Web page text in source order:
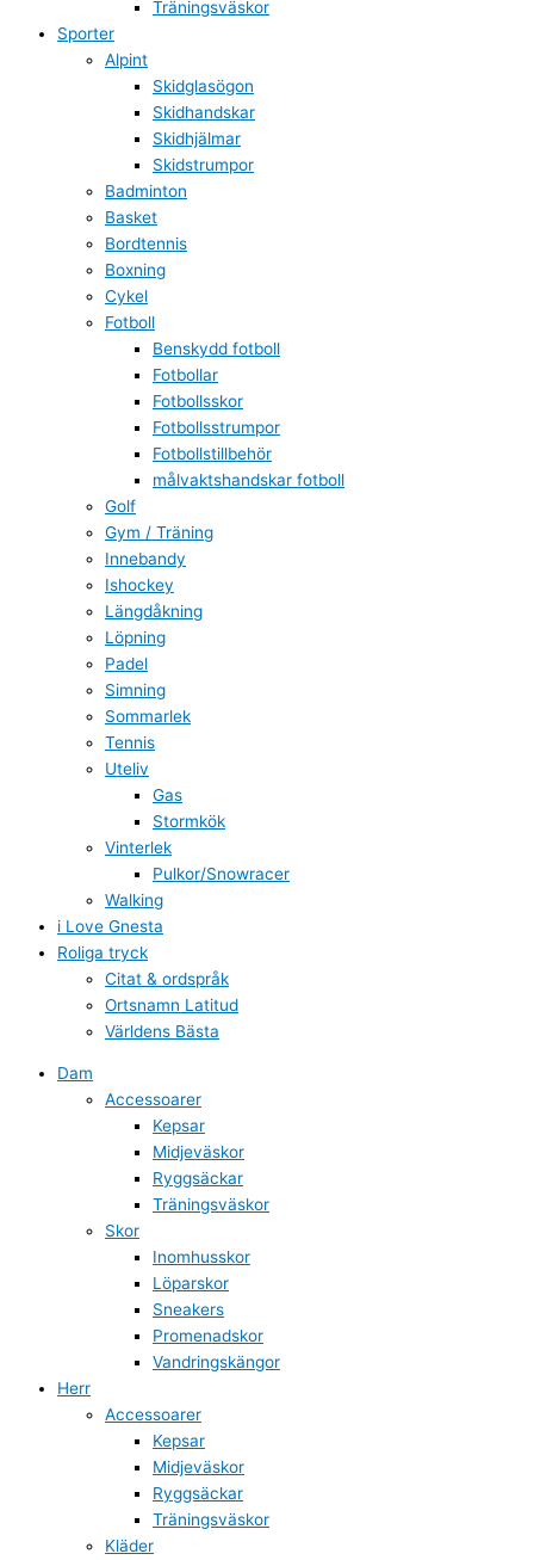
Träningsväskor
Sporter
Alpint
Skidglasögon
Skidhandskar
Skidhjälmar
Skidstrumpor
Badminton
Basket
Bordtennis
Boxning
Cykel
Fotboll
Benskydd fotboll
Fotbollar
Fotbollsskor
Fotbollsstrumpor
Fotbollstillbehör
målvaktshandskar fotboll
Golf
Gym / Träning
Innebandy
Ishockey
Längdåkning
Löpning
Padel
Simning
Sommarlek
Tennis
Uteliv
Gas
Stormkök
Vinterlek
Pulkor/Snowracer
Walking
i Love Gnesta
Roliga tryck
Citat & ordspråk
Ortsnamn Latitud
Världens Bästa
Dam
Accessoarer
Kepsar
Midjeväskor
Ryggsäckar
Träningsväskor
Skor
Inomhusskor
Löparskor
Sneakers
Promenadskor
Vandringskängor
Herr
Accessoarer
Kepsar
Midjeväskor
Ryggsäckar
Träningsväskor
Kläder